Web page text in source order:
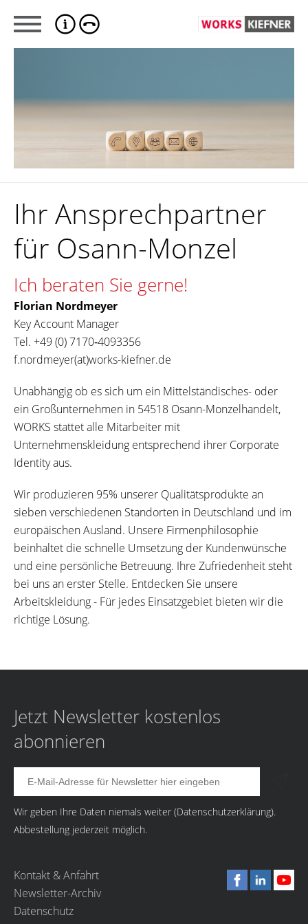
Ihr Ansprechpartner
für Osann-Monzel
Ich beraten Sie gerne!
Florian Nordmeyer
Key Account Manager
Tel. +49 (0) 7170‐4093356
f.nordmeyer(at)works-kiefner.de
Unabhängig ob es sich um ein Mittelständisches- oder
ein Großunternehmen in 54518 Osann-Monzelhandelt,
WORKS stattet alle Mitarbeiter mit
Unternehmenskleidung entsprechend ihrer Corporate
Identity aus.
Wir produzieren 95% unserer Qualitätsprodukte an
sieben verschiedenen Standorten in Deutschland und im
europäischen Ausland. Unsere Firmenphilosophie
beinhaltet die schnelle Umsetzung der Kundenwünsche
und eine persönliche Betreuung. Ihre Zufriedenheit steht
bei uns an erster Stelle. Entdecken Sie unsere
Arbeitskleidung - Für jedes Einsatzgebiet bieten wir die
richtige Lösung.
Jetzt Newsletter kostenlos
abonnieren
Wir geben Ihre Daten niemals weiter (Datenschutzerklärung).
Abbestellung jederzeit möglich.
Kontakt & Anfahrt
Newsletter-Archiv
Datenschutz